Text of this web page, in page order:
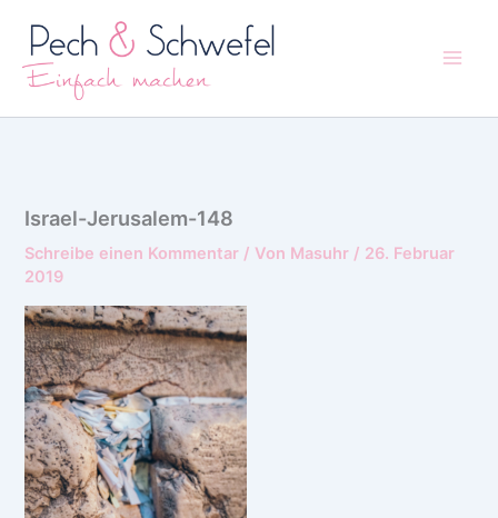
Inhalt
springen
Israel-Jerusalem-148
Schreibe einen Kommentar / Von Masuhr / 26. Februar
2019